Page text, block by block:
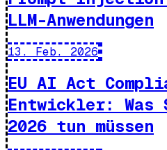
LLM-Anwendungen
13. Feb. 2026
EU AI Act
Entwickler: Was
2026 tun müssen